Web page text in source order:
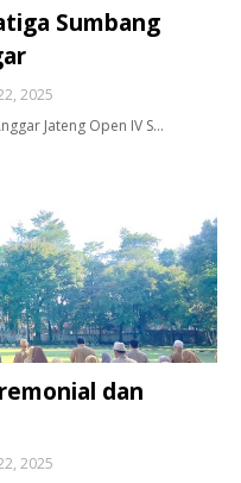
Sumbang
2025
Jateng Open IV S…
dan
2025